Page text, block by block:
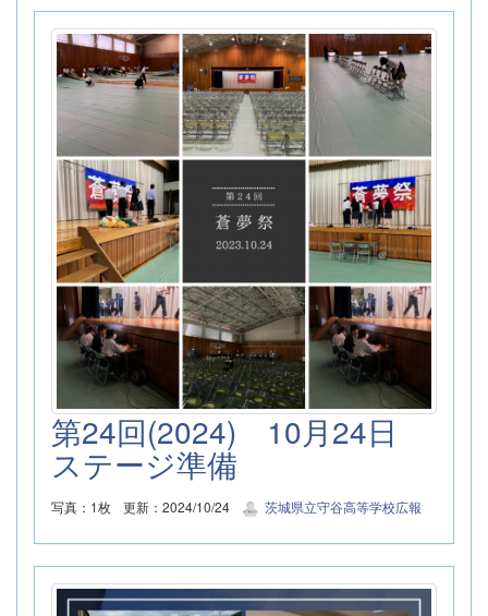
第24回(2024) 10月24日
ステージ準備
写真：1枚 更新：2024/10/24 茨城県立守谷高等学校広報